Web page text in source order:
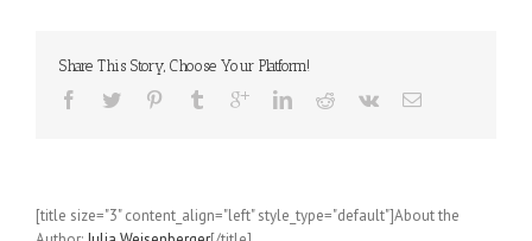
Share This Story, Choose Your Platform!
[title size="3" content_align="left" style_type="default"]About the